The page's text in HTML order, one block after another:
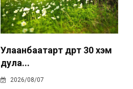
Улаанбаатарт өдөртөө 30 хэм
дула...
2026/08/07